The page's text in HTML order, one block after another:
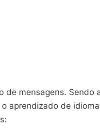
de mensagens. Sendo
aprendizado de